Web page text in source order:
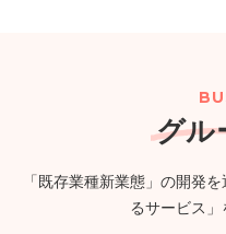
【カラオケまねきねこ
ンドオープン!おかしバー
グル
「既存業種新業態」の開発
るサービス」